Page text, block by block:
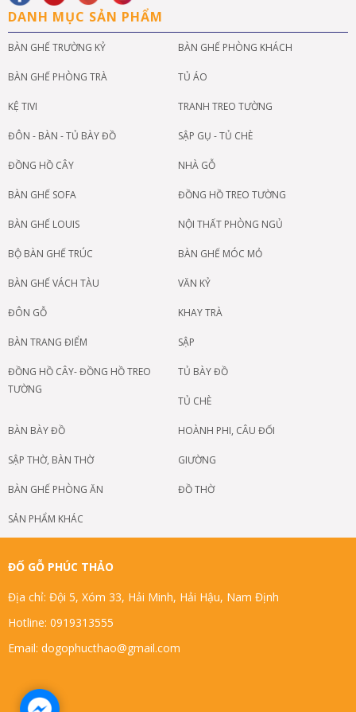
DANH MỤC SẢN PHẨM
BÀN GHẾ TRƯỜNG KỶ BÀN GHẾ PHÒNG KHÁCH
BÀN GHẾ PHÒNG TRÀ TỦ ÁO
KỆ TIVI TRANH TREO TƯỜNG
ĐÔN - BÀN - TỦ BÀY ĐỒ SẬP GỤ - TỦ CHÈ
ĐỒNG HỒ CÂY NHÀ GỖ
BÀN GHẾ SOFA ĐỒNG HỒ TREO TƯỜNG
BÀN GHẾ LOUIS NỘI THẤT PHÒNG NGỦ
BỘ BÀN GHẾ TRÚC BÀN GHẾ MÓC MỎ
BÀN GHẾ VÁCH TÀU VĂN KỶ
ĐÔN GỖ KHAY TRÀ
BÀN TRANG ĐIỂM SẬP
ĐỒNG HỒ CÂY- ĐỒNG HỒ TREO
TƯỜNG
TỦ BÀY ĐỒ
TỦ CHÈ
BÀN BÀY ĐỒ HOÀNH PHI, CÂU ĐỐI
SẬP THỜ, BÀN THỜ GIƯỜNG
BÀN GHẾ PHÒNG ĂN ĐỒ THỜ
SẢN PHẨM KHÁC
ĐỐ GỖ PHÚC THẢO
Địa chỉ: Đội 5, Xóm 33, Hải Minh, Hải Hậu, Nam Định
Hotline: 0919313555
Email: dogophucthao@gmail.com